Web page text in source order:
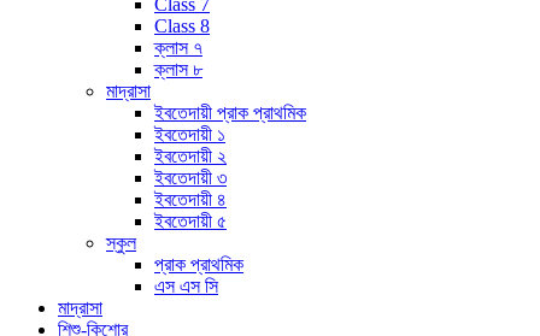
Class 8
ক্লাস ৭
ক্লাস ৮
মাদ্রাসা
ইবতেদায়ী প্রাক প্রাথমিক
ইবতেদায়ী ১
ইবতেদায়ী ২
ইবতেদায়ী ৩
ইবতেদায়ী ৪
ইবতেদায়ী ৫
স্কুল
প্রাক প্রাথমিক
এস এস সি
মাদ্রাসা
শিশু-কিশোর